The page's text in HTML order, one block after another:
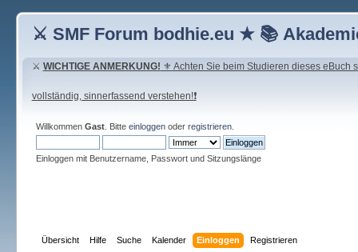
⚔ SMF Forum bodhie.eu ★ 📚
⚔ WICHTIGE ANMERKUNG! ⚜ Achten Sie beim Studieren dieses eBuch
vollständig, sinnerfassend verstehen!❗
Willkommen Gast. Bitte einloggenoder registrieren.
Einloggen mit Benutzername, Passwort und Sitzungslänge
Übersicht Hilfe Suche Kalender Einloggen Registrieren